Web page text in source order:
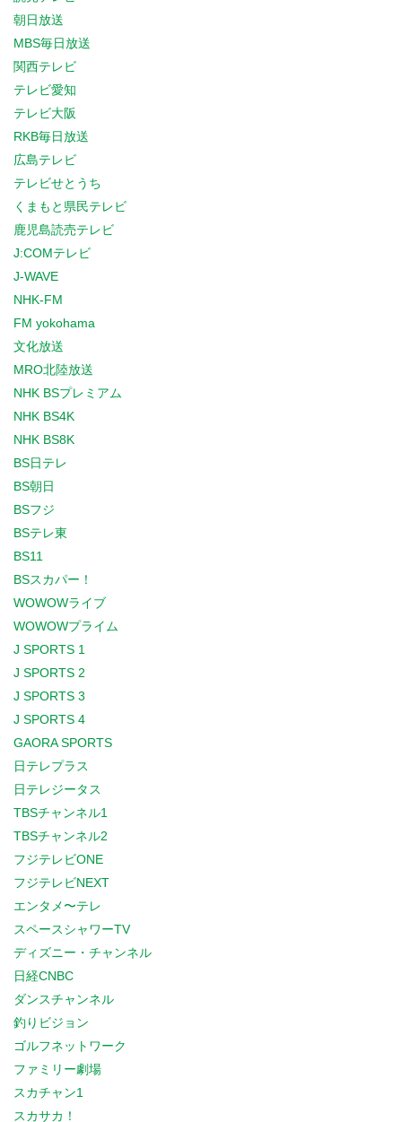
朝日放送
MBS毎日放送
関西テレビ
テレビ愛知
テレビ大阪
RKB毎日放送
広島テレビ
テレビせとうち
くまもと県民テレビ
鹿児島読売テレビ
J:COMテレビ
J-WAVE
NHK-FM
FM yokohama
文化放送
MRO北陸放送
NHK BSプレミアム
NHK BS4K
NHK BS8K
BS日テレ
BS朝日
BSフジ
BSテレ東
BS11
BSスカパー！
WOWOWライブ
WOWOWプライム
J SPORTS 1
J SPORTS 2
J SPORTS 3
J SPORTS 4
GAORA SPORTS
日テレプラス
日テレジータス
TBSチャンネル1
TBSチャンネル2
フジテレビONE
フジテレビNEXT
エンタメ〜テレ
スペースシャワーTV
ディズニー・チャンネル
日経CNBC
ダンスチャンネル
釣りビジョン
ゴルフネットワーク
ファミリー劇場
スカチャン1
スカサカ！